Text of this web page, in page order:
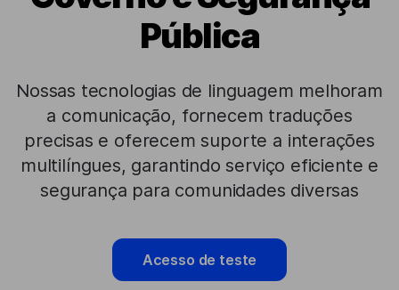
Pública
Nossas tecnologias de linguagem melhoram
a comunicação, fornecem traduções
precisas e oferecem suporte a interações
multilíngues, garantindo serviço eficiente e
segurança para comunidades diversas
Acesso de teste